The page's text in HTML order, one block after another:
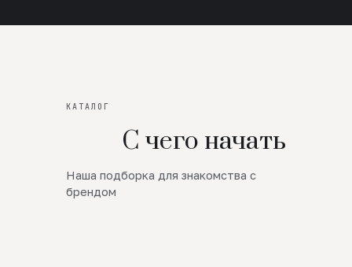
КАТАЛОГ
С чего начать
Наша подборка для знакомства с
брендом
Новинки
SALE